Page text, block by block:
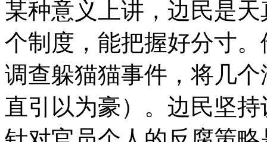
某种意义上讲，边民是
个制度，能把握好分寸
调查躲猫猫事件，将几
直引以为豪）。边民坚